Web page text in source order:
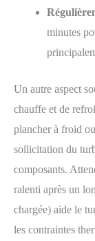
minutes
Un autre aspect
chauffe et de
plancher à froid
sollicitation du
composants.
ralenti après un
chargée) aide le
les contraintes